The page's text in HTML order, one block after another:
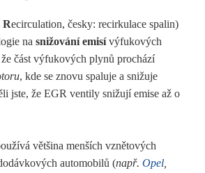
Recirculation, česky: recirkulace spalin)
na snižování emisívýfukových
část výfukových plynů prochází
, kde se znovu spaluje a snižuje
jste, že EGR ventily snižují emise až o
většina menších vznětových
automobilů (např. Opel,